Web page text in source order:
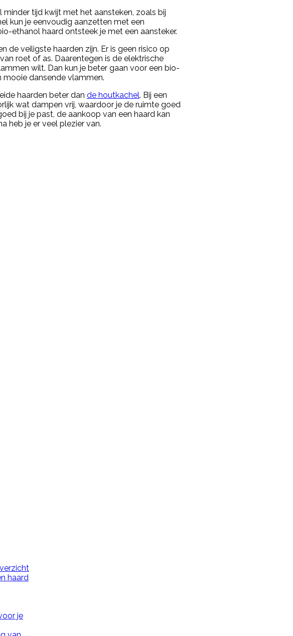
minder tijd kwijt met het aansteken, zoals bij
kun je eenvoudig aanzetten met een
ethanol haard ontsteek je met een aansteker.
de veiligste haarden zijn. Er is geen risico op
roet of as. Daarentegen is de elektrische
wilt. Dan kun je beter gaan voor een bio-
mooie dansende vlammen.
haarden beter dan de houtkachel. Bij een
wat dampen vrij, waardoor je de ruimte goed
bij je past, de aankoop van een haard kan
heb je er veel plezier van.
haard
je